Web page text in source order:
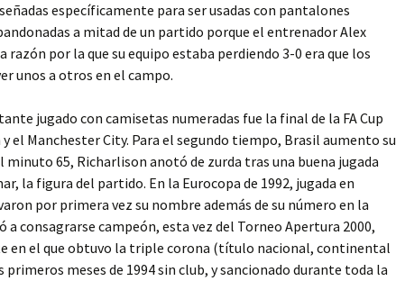
específicamente para ser usadas con pantalones
a mitad de un partido porque el entrenador Alex
razón por la que su equipo estaba perdiendo 3-0 era que los
unos a otros en el campo.
jugado con camisetas numeradas fue la final de la FA Cup
el Manchester City. Para el segundo tiempo, Brasil aumento su
minuto 65, Richarlison anotó de zurda tras una buena jugada
la figura del partido. En la Eurocopa de 1992, jugada en
por primera vez su nombre además de su número en la
a consagrarse campeón, esta vez del Torneo Apertura 2000,
en el que obtuvo la triple corona (título nacional, continental
primeros meses de 1994 sin club, y sancionado durante toda la